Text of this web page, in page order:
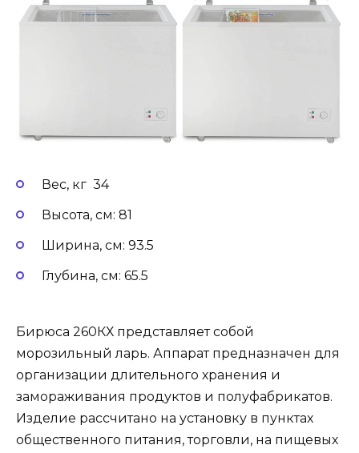
Вес, кг 34
Высота, см: 81
Ширина, см: 93.5
Глубина, см: 65.5
Бирюса 260КХ представляет собой
морозильный ларь. Аппарат предназначен для
организации длительного хранения и
замораживания продуктов и полуфабрикатов.
Изделие рассчитано на установку в пунктах
общественного питания, торговли, на пищевых